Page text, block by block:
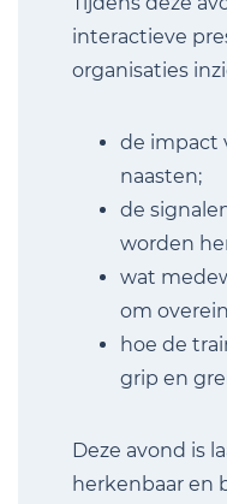
interactieve
organisaties
de impact
naasten;
de
worden
wat
om
hoe de
grip en
Deze avond is
herkenbaar en